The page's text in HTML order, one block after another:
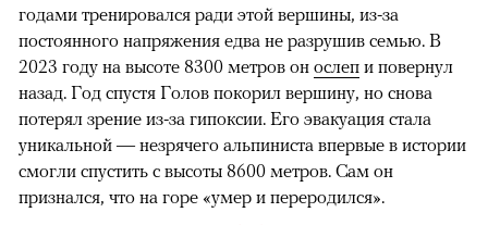
годами тренировался ради этой вершины, из-за
постоянного напряжения едва не разрушив семью. В
2023 году на высоте 8300 метров он ослеп и повернул
назад. Год спустя Голов покорил вершину, но снова
потерял зрение из-за гипоксии. Его эвакуация стала
уникальной — незрячего альпиниста впервые в истории
смогли спустить с высоты 8600 метров. Сам он
признался, что на горе «умер и переродился».